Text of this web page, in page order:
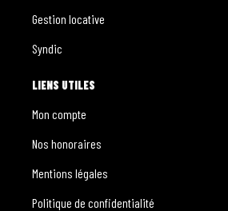
Gestion locative
Syndic
LIENS UTILES
Mon compte
Nos honoraires
Mentions légales
Politique de confidentialité